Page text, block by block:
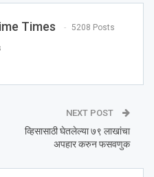
Times 5208 Posts
NEXT POST
व्हिसासाठी घेतलेल्या ७९ लाखांचा
अपहार करुन फसवणुक